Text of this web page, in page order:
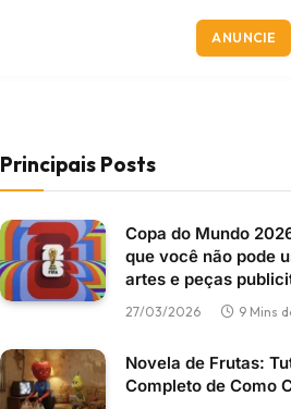
ANUNCIE
Principais Posts
Copa do Mundo
que você não pode
artes e peças
27/03/2026 9 Mins
Novela de Frutas:
Completo de Como